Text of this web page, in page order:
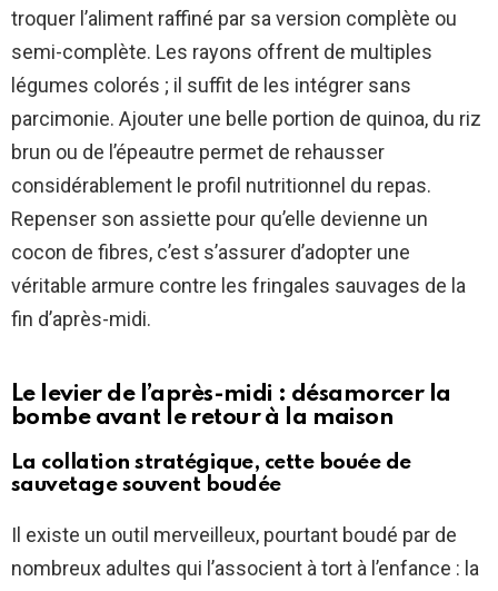
troquer l’aliment raffiné par sa version complète ou
semi-complète. Les rayons offrent de multiples
légumes colorés ; il suffit de les intégrer sans
parcimonie. Ajouter une belle portion de quinoa, du riz
brun ou de l’épeautre permet de rehausser
considérablement le profil nutritionnel du repas.
Repenser son assiette pour qu’elle devienne un
cocon de fibres, c’est s’assurer d’adopter une
véritable armure contre les fringales sauvages de la
fin d’après-midi.
Le levier de l’après-midi : désamorcer la
bombe avant le retour à la maison
La collation stratégique, cette bouée de
sauvetage souvent boudée
Il existe un outil merveilleux, pourtant boudé par de
nombreux adultes qui l’associent à tort à l’enfance : la